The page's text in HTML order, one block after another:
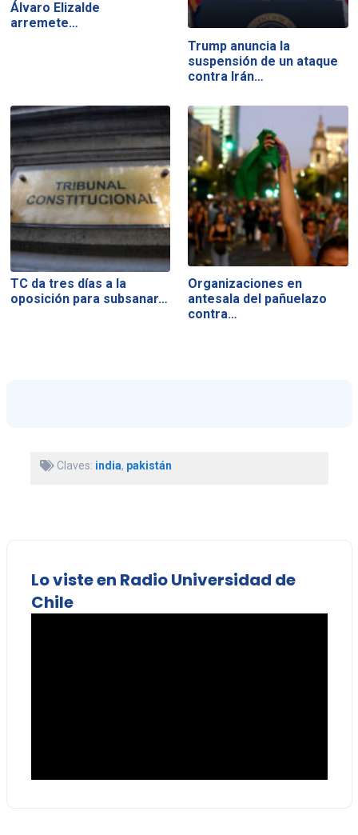
Álvaro Elizalde
arremete…
Trump anuncia la
suspensión de un ataque
contra Irán…
TC da tres días a la
oposición para subsanar…
Organizaciones en
antesala del pañuelazo
contra…
Claves: india, pakistán
Lo viste en Radio Universidad de
Chile